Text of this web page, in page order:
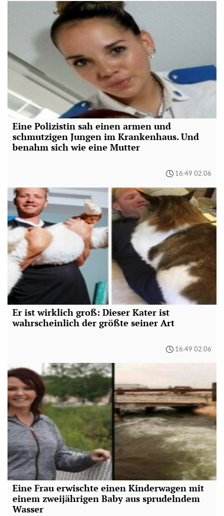
Eine Polizistin sah einen armen und
schmutzigen Jungen im Krankenhaus. Und
benahm sich wie eine Mutter
16:49 02.06
Er ist wirklich groß: Dieser Kater ist
wahrscheinlich der größte seiner Art
16:49 02.06
Eine Frau erwischte einen Kinderwagen mit
einem zweijährigen Baby aus sprudelndem
Wasser